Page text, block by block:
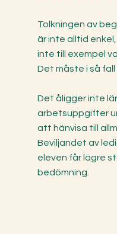
Tolkningen av
är inte alltid
inte till exempel
Det måste i så fall
Det åligger inte
arbetsuppgifter
att hänvisa till
Beviljandet av
eleven får lägre
bedömning.